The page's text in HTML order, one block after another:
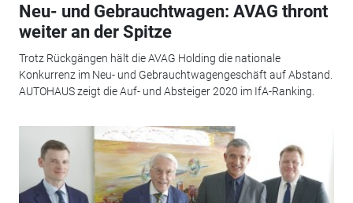
Neu- und Gebrauchtwagen: AVAG thront
weiter an der Spitze
Trotz Rückgängen hält die AVAG Holding die nationale
Konkurrenz im Neu- und Gebrauchtwagengeschäft auf Abstand.
AUTOHAUS zeigt die Auf- und Absteiger 2020 im IfA-Ranking.